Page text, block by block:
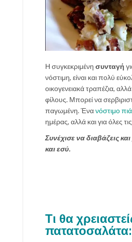
Η συγκεκριμένη συνταγή
νόστιμη, είναι και πολύ
οικογενειακά τραπέζια,
φίλους. Μπορεί να
παγωμένη. Ένανόστιμο
ημέρας, αλλά και για όλες
Συνέχισε να διαβάζεις
και εσύ.
Τι θα
πατατοσαλάτα: